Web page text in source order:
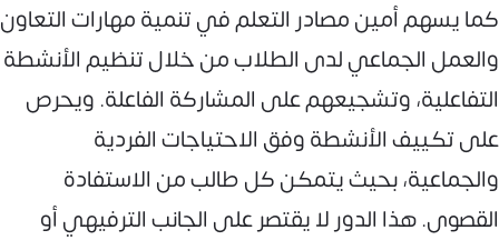
كما يسهم أمين مصادر التعلم في تنمية مهارات التعاون
والعمل الجماعي لدى الطلاب من خلال تنظيم الأنشطة
التفاعلية، وتشجيعهم على المشاركة الفاعلة. ويحرص
على تكييف الأنشطة وفق الاحتياجات الفردية
والجماعية، بحيث يتمكن كل طالب من الاستفادة
القصوى. هذا الدور لا يقتصر على الجانب الترفيهي أو